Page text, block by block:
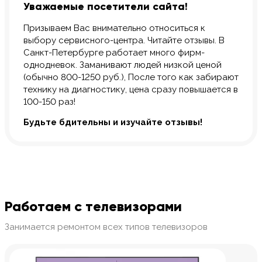
Уважаемые посетители сайта!
Призываем Вас внимательно относиться к
выбору сервисного-центра. Читайте отзывы. В
Санкт-Петербурге работает много фирм-
однодневок. Заманивают людей низкой ценой
(обычно 800-1250 руб.), После того как забирают
технику на диагностику, цена сразу повышается в
100-150 раз!
Будьте бдительны и изучайте отзывы!
Работаем с телевизорами
Занимается ремонтом всех типов телевизоров